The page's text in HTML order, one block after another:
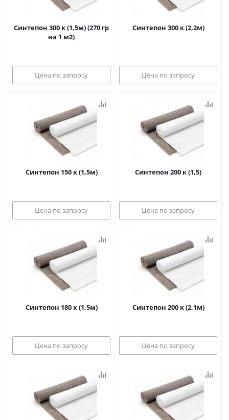
Синтепон 300 к (1,5м) (270 гр
на 1 м2)
Цена по запросу
Синтепон 300 к (2,2м)
Цена по запросу
Синтепон 150 к (1,5м)
Цена по запросу
Синтепон 200 к (1,5)
Цена по запросу
Синтепон 180 к (1,5м)
Цена по запросу
Синтепон 200 к (2,1м)
Цена по запросу